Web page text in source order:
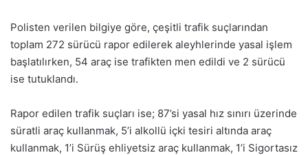
Polisten verilen bilgiye göre, çeşitli trafik suçlarından
toplam 272 sürücü rapor edilerek aleyhlerinde yasal işlem
başlatılırken, 54 araç ise trafikten men edildi ve 2 sürücü
ise tutuklandı.
Rapor edilen trafik suçları ise; 87’si yasal hız sınırı üzerinde
süratli araç kullanmak, 5’i alkollü içki tesiri altında araç
kullanmak, 1’i Sürüş ehliyetsiz araç kullanmak, 1’i Sigortasız